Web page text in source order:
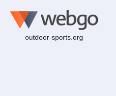
outdoor-sports.org